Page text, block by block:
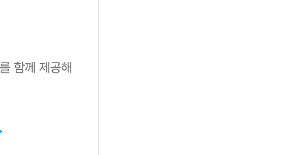
함께 제공해